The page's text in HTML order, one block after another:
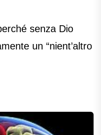
senza Dio
un “nient’altro